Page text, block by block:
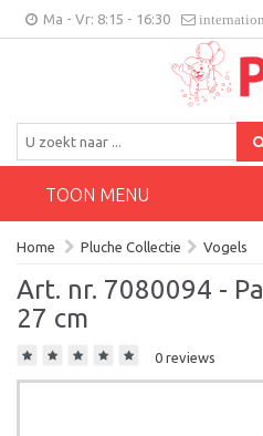
Ma - Vr: 8:15 - 16:30
TOON MENU
Home Pluche Collectie Vogels
Art. nr. 7080094 -
27 cm
0 reviews